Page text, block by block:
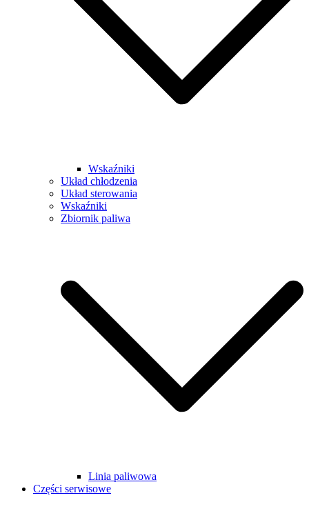
Wskaźniki
Układ chłodzenia
Układ sterowania
Wskaźniki
Zbiornik paliwa
Linia paliwowa
Części serwisowe